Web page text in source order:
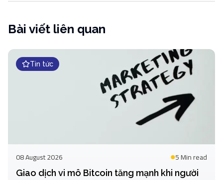
Bài viết liên quan
Tin tức
08 August 2026 5 Minread
Giao dịch vi mô Bitcoin tăng mạnh khi người